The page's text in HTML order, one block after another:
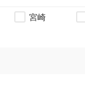
宮崎